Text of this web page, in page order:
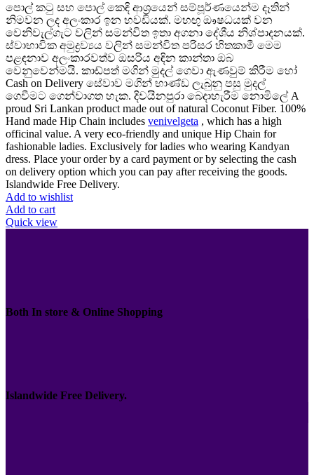
පොල් කටු සහ පොල් කෙඳි ආශ්‍රයෙන් සම්පූර්ණයෙන්ම දෑතින්
නිමවන ලද අලංකාර ඉන හවඩියක්. මහඟු ඖෂධයක් වන
වෙනිවැල්ගැට වලින් සමන්විත ඉතා අගනා දේශීය නිශ්පාදනයක්.
ස්වාභාවික අමුද්‍රව්‍යය වලින් සමන්විත පරිසර හිතකාමී මෙම
පළඳනාව අලංකාරවත්ව ඔසරිය අඳින කාන්තා ඔබ
වෙනුවෙන්මයි. කාඩ්පත් මගින් මුදල් ගෙවා ඇණවුම් කිරීම හෝ
Cash on Delivery සේවාව මගින් භාණ්ඩ ලැබුනු පසු මුදල්
ගෙවීමට ගෙන්වාගත හැක. දිවයිනපුරා බෙදාහැරීම නොමිලේ A
proud Sri Lankan product made out of natural Coconut Fiber. 100%
Hand made Hip Chain includes venivelgeta , which has a high
officinal value. A very eco-friendly and unique Hip Chain for
fashionable ladies. Exclusively for ladies who wearing Kandyan
dress. Place your order by a card payment or by selecting the cash
on delivery option which you can pay after receiving the goods.
Islandwide Free Delivery.
Add to wishlist
Add to cart
Quick view
Both In store & Online Shopping
Islandwide Free Delivery.